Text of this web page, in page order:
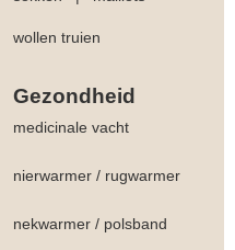
wollen truien
Gezondheid
medicinale vacht
nierwarmer / rugwarmer
nekwarmer / polsband